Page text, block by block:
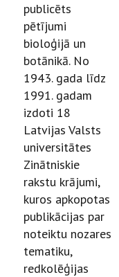
publicēts
pētījumi
bioloģijā un
botānikā. No
1943. gada līdz
1991. gadam
izdoti 18
Latvijas Valsts
universitātes
Zinātniskie
rakstu krājumi,
kuros apkopotas
publikācijas par
noteiktu nozares
tematiku,
redkolēģijas